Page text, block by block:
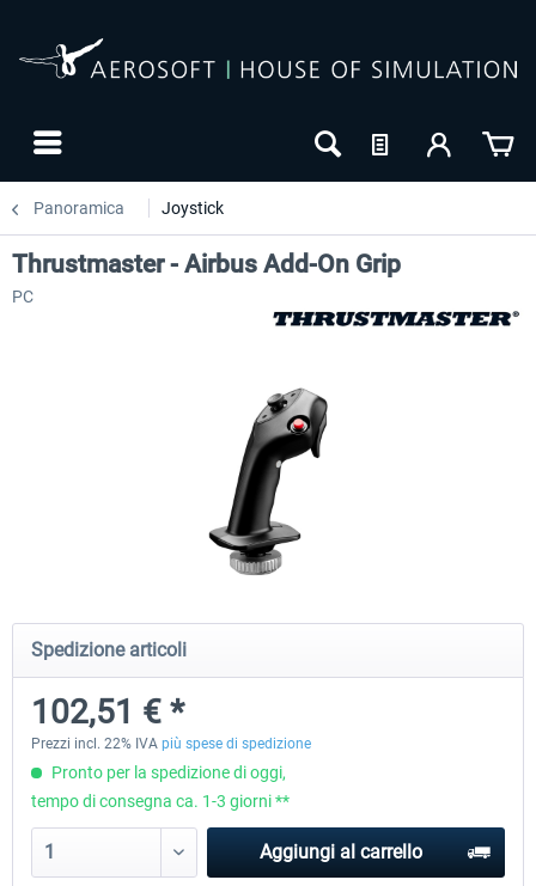
Panoramica Joystick
Honeycomb - Foxtrot Aviation Stick
153,77 € *
Pro Flight Trainer - PUMA X
Thrustmaster - Airbus Add-On Grip
PC
Spedizione articoli
102,51 € *
Prezzi incl. 22% IVA più spese di spedizione
Pronto per la spedizione di oggi,
tempo di consegna ca. 1-3 giorni **
Aggiungi al carrello